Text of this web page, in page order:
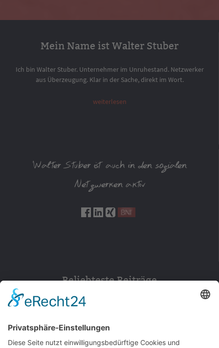
Mein Name ist Walter Stuber
Ich bin Walter Stuber. Unternehmer im Unruhestand. Netzwerker
aus Überzeugung. Klar in der Sache, direkt im Wort.
weiterlesen
Walter Stuber ist auch in den sozialen
Netzwerken aktiv
Beliebteste Beiträge